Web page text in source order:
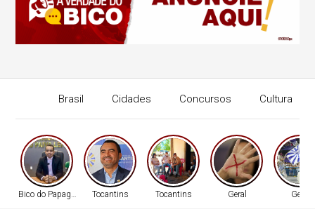
Brasil Cidades Concursos Cultura
Bico do Papagaio Tocantins Tocantins Geral Geral